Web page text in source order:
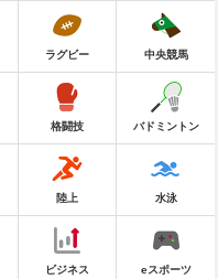
ラグビー 中央競馬
格闘技 バドミントン
陸上 水泳
ビジネス eスポーツ